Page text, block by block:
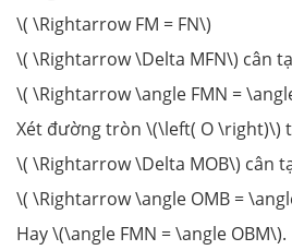
\( \Rightarrow FM = FN\)
\( \Rightarrow \Delta MFN\) cân
\( \Rightarrow \angle FMN =
Xét đường tròn \(\left( O \right)\)
\( \Rightarrow \Delta MOB\) cân
\( \Rightarrow \angle OMB =
Hay \(\angle FMN = \angle OBM\).